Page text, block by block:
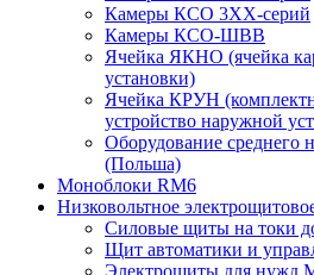
Камеры КСО 3ХХ-серий
Камеры КСО-ШВВ
Ячейка ЯКНО (ячейка
установки)
Ячейка КРУН
устройство наружной
Оборудование среднего
(Польша)
Моноблоки RM6
Низковольтное
Силовые щиты на токи
Щит автоматики и
Электрощиты для